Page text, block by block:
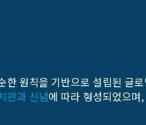
원칙을 기반으로 설립된 글
관과 신념에 따라 형성되었으며